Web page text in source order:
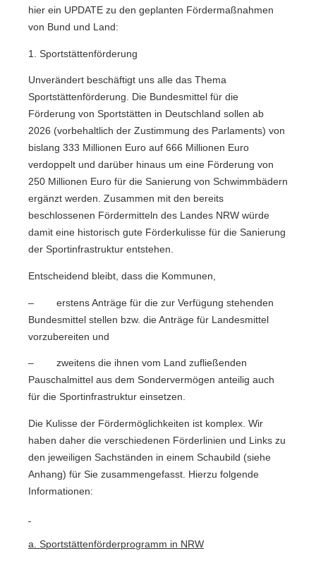
hier ein UPDATE zu den geplanten Fördermaßnahmen
von Bund und Land:
1. Sportstättenförderung
Unverändert beschäftigt uns alle das Thema
Sportstättenförderung. Die Bundesmittel für die
Förderung von Sportstätten in Deutschland sollen ab
2026 (vorbehaltlich der Zustimmung des Parlaments) von
bislang 333 Millionen Euro auf 666 Millionen Euro
verdoppelt und darüber hinaus um eine Förderung von
250 Millionen Euro für die Sanierung von Schwimmbädern
ergänzt werden. Zusammen mit den bereits
beschlossenen Fördermitteln des Landes NRW würde
damit eine historisch gute Förderkulisse für die Sanierung
der Sportinfrastruktur entstehen.
Entscheidend bleibt, dass die Kommunen,
– erstens Anträge für die zur Verfügung stehenden
Bundesmittel stellen bzw. die Anträge für Landesmittel
vorzubereiten und
– zweitens die ihnen vom Land zufließenden
Pauschalmittel aus dem Sondervermögen anteilig auch
für die Sportinfrastruktur einsetzen.
Die Kulisse der Fördermöglichkeiten ist komplex. Wir
haben daher die verschiedenen Förderlinien und Links zu
den jeweiligen Sachständen in einem Schaubild (siehe
Anhang) für Sie zusammengefasst. Hierzu folgende
Informationen:
a. Sportstättenförderprogramm in NRW